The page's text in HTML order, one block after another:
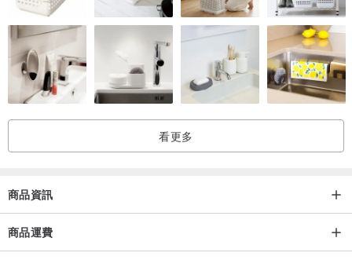
。手圍測量方式:
以布尺繞手腕最細處一圈
貼合測量即可（不需預留鬆度 )
我們會依設計比例調整至舒適配戴尺寸
。不同手圍尺寸:
水晶與配件排列會略有調整
純手工製作，採接單方式完成
約3–5個工作天出貨，完成後會盡快為您寄出
看更多
商品資訊
商品運費